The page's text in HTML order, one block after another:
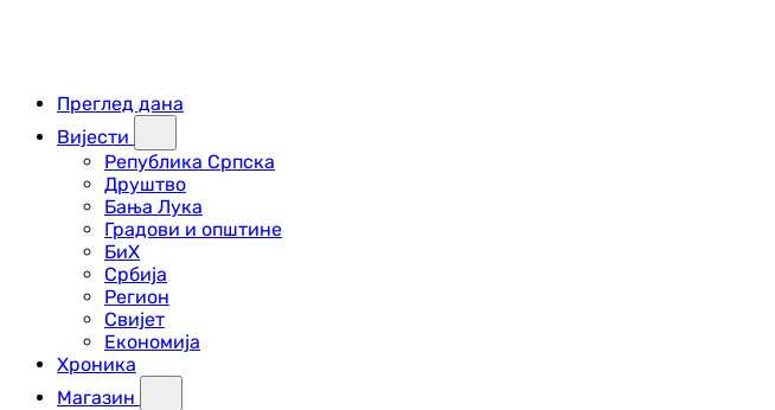
Преглед дана
Вијести
Република Српска
Друштво
Бања Лука
Градови и општине
БиХ
Србија
Регион
Свијет
Економија
Хроника
Магазин